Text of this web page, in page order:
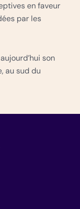
en faveur
par les
son
au sud du